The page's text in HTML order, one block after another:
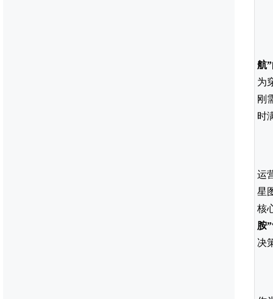
航”
为
刚
时
运
星
核
胺
决